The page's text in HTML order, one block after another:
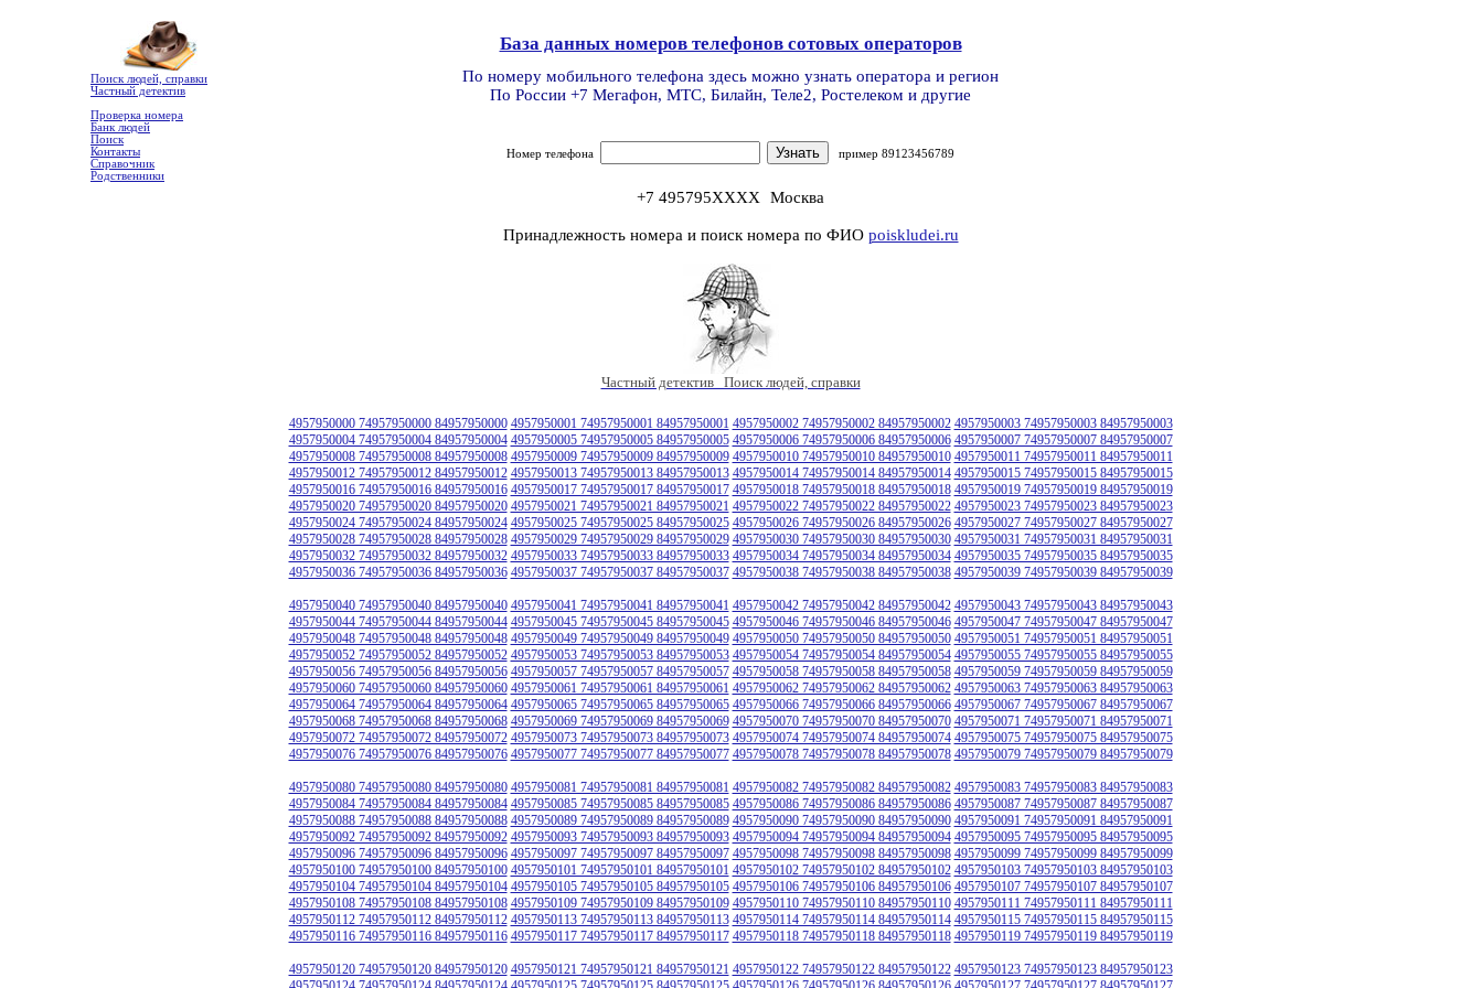
Поиск людей, справки
Частный детектив
Проверка номера
Банк людей
Поиск
Контакты
Справочник
Родственники
База данных номеров телефонов сотовых операторов
По номеру мобильного телефона здесь можно узнать оператора и регион
По России +7 Мегафон, МТС, Билайн, Теле2, Ростелеком и другие
Номер телефона пример 89123456789
+7 495795XXXX Москва
Принадлежность номера и поиск номера по ФИО poiskludei.ru
Частный детектив Поиск людей, справки
4957950000 74957950000 84957950000 4957950001 74957950001 84957950001 4957950002 74957950002 84957950002 4957950003 74957950003 84957950003
4957950004 74957950004 84957950004 4957950005 74957950005 84957950005 4957950006 74957950006 84957950006 4957950007 74957950007 84957950007
4957950008 74957950008 84957950008 4957950009 74957950009 84957950009 4957950010 74957950010 84957950010 4957950011 74957950011 84957950011
4957950012 74957950012 84957950012 4957950013 74957950013 84957950013 4957950014 74957950014 84957950014 4957950015 74957950015 84957950015
4957950016 74957950016 84957950016 4957950017 74957950017 84957950017 4957950018 74957950018 84957950018 4957950019 74957950019 84957950019
4957950020 74957950020 84957950020 4957950021 74957950021 84957950021 4957950022 74957950022 84957950022 4957950023 74957950023 84957950023
4957950024 74957950024 84957950024 4957950025 74957950025 84957950025 4957950026 74957950026 84957950026 4957950027 74957950027 84957950027
4957950028 74957950028 84957950028 4957950029 74957950029 84957950029 4957950030 74957950030 84957950030 4957950031 74957950031 84957950031
4957950032 74957950032 84957950032 4957950033 74957950033 84957950033 4957950034 74957950034 84957950034 4957950035 74957950035 84957950035
4957950036 74957950036 84957950036 4957950037 74957950037 84957950037 4957950038 74957950038 84957950038 4957950039 74957950039 84957950039
4957950040 74957950040 84957950040 4957950041 74957950041 84957950041 4957950042 74957950042 84957950042 4957950043 74957950043 84957950043
4957950044 74957950044 84957950044 4957950045 74957950045 84957950045 4957950046 74957950046 84957950046 4957950047 74957950047 84957950047
4957950048 74957950048 84957950048 4957950049 74957950049 84957950049 4957950050 74957950050 84957950050 4957950051 74957950051 84957950051
4957950052 74957950052 84957950052 4957950053 74957950053 84957950053 4957950054 74957950054 84957950054 4957950055 74957950055 84957950055
4957950056 74957950056 84957950056 4957950057 74957950057 84957950057 4957950058 74957950058 84957950058 4957950059 74957950059 84957950059
4957950060 74957950060 84957950060 4957950061 74957950061 84957950061 4957950062 74957950062 84957950062 4957950063 74957950063 84957950063
4957950064 74957950064 84957950064 4957950065 74957950065 84957950065 4957950066 74957950066 84957950066 4957950067 74957950067 84957950067
4957950068 74957950068 84957950068 4957950069 74957950069 84957950069 4957950070 74957950070 84957950070 4957950071 74957950071 84957950071
4957950072 74957950072 84957950072 4957950073 74957950073 84957950073 4957950074 74957950074 84957950074 4957950075 74957950075 84957950075
4957950076 74957950076 84957950076 4957950077 74957950077 84957950077 4957950078 74957950078 84957950078 4957950079 74957950079 84957950079
4957950080 74957950080 84957950080 4957950081 74957950081 84957950081 4957950082 74957950082 84957950082 4957950083 74957950083 84957950083
4957950084 74957950084 84957950084 4957950085 74957950085 84957950085 4957950086 74957950086 84957950086 4957950087 74957950087 84957950087
4957950088 74957950088 84957950088 4957950089 74957950089 84957950089 4957950090 74957950090 84957950090 4957950091 74957950091 84957950091
4957950092 74957950092 84957950092 4957950093 74957950093 84957950093 4957950094 74957950094 84957950094 4957950095 74957950095 84957950095
4957950096 74957950096 84957950096 4957950097 74957950097 84957950097 4957950098 74957950098 84957950098 4957950099 74957950099 84957950099
4957950100 74957950100 84957950100 4957950101 74957950101 84957950101 4957950102 74957950102 84957950102 4957950103 74957950103 84957950103
4957950104 74957950104 84957950104 4957950105 74957950105 84957950105 4957950106 74957950106 84957950106 4957950107 74957950107 84957950107
4957950108 74957950108 84957950108 4957950109 74957950109 84957950109 4957950110 74957950110 84957950110 4957950111 74957950111 84957950111
4957950112 74957950112 84957950112 4957950113 74957950113 84957950113 4957950114 74957950114 84957950114 4957950115 74957950115 84957950115
4957950116 74957950116 84957950116 4957950117 74957950117 84957950117 4957950118 74957950118 84957950118 4957950119 74957950119 84957950119
4957950120 74957950120 84957950120 4957950121 74957950121 84957950121 4957950122 74957950122 84957950122 4957950123 74957950123 84957950123